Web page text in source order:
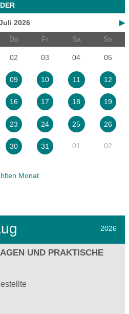
▶
2026
Do Fr Sa So
02 03 04 05
09 10 11 12
16 17 18 19
23 24 25 26
30 31 01 02
Monat
2026
UND PRAKTISCHE